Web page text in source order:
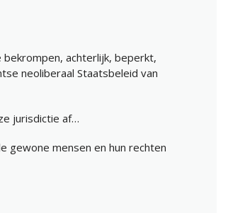
achterlijk, beperkt,
neoliberaal Staatsbeleid van
jurisdictie af…
gewone mensen en hun rechten